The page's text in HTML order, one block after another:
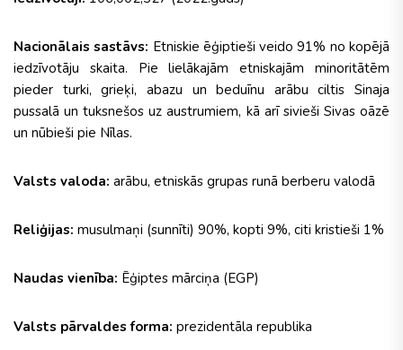
Nacionālais sastāvs: Etniskie ēģiptieši veido 91% no kopējā
iedzīvotāju skaita. Pie lielākajām etniskajām minoritātēm
pieder turki, grieķi, abazu un beduīnu arābu ciltis Sinaja
pussalā un tuksnešos uz austrumiem, kā arī sivieši Sivas oāzē
un nūbieši pie Nīlas.
Valsts valoda: arābu, etniskās grupas runā berberu valodā
Reliģijas: musulmaņi (sunnīti) 90%, kopti 9%, citi kristieši 1%
Naudas vienība: Ēģiptes mārciņa (EGP)
Valsts pārvaldes forma: prezidentāla republika